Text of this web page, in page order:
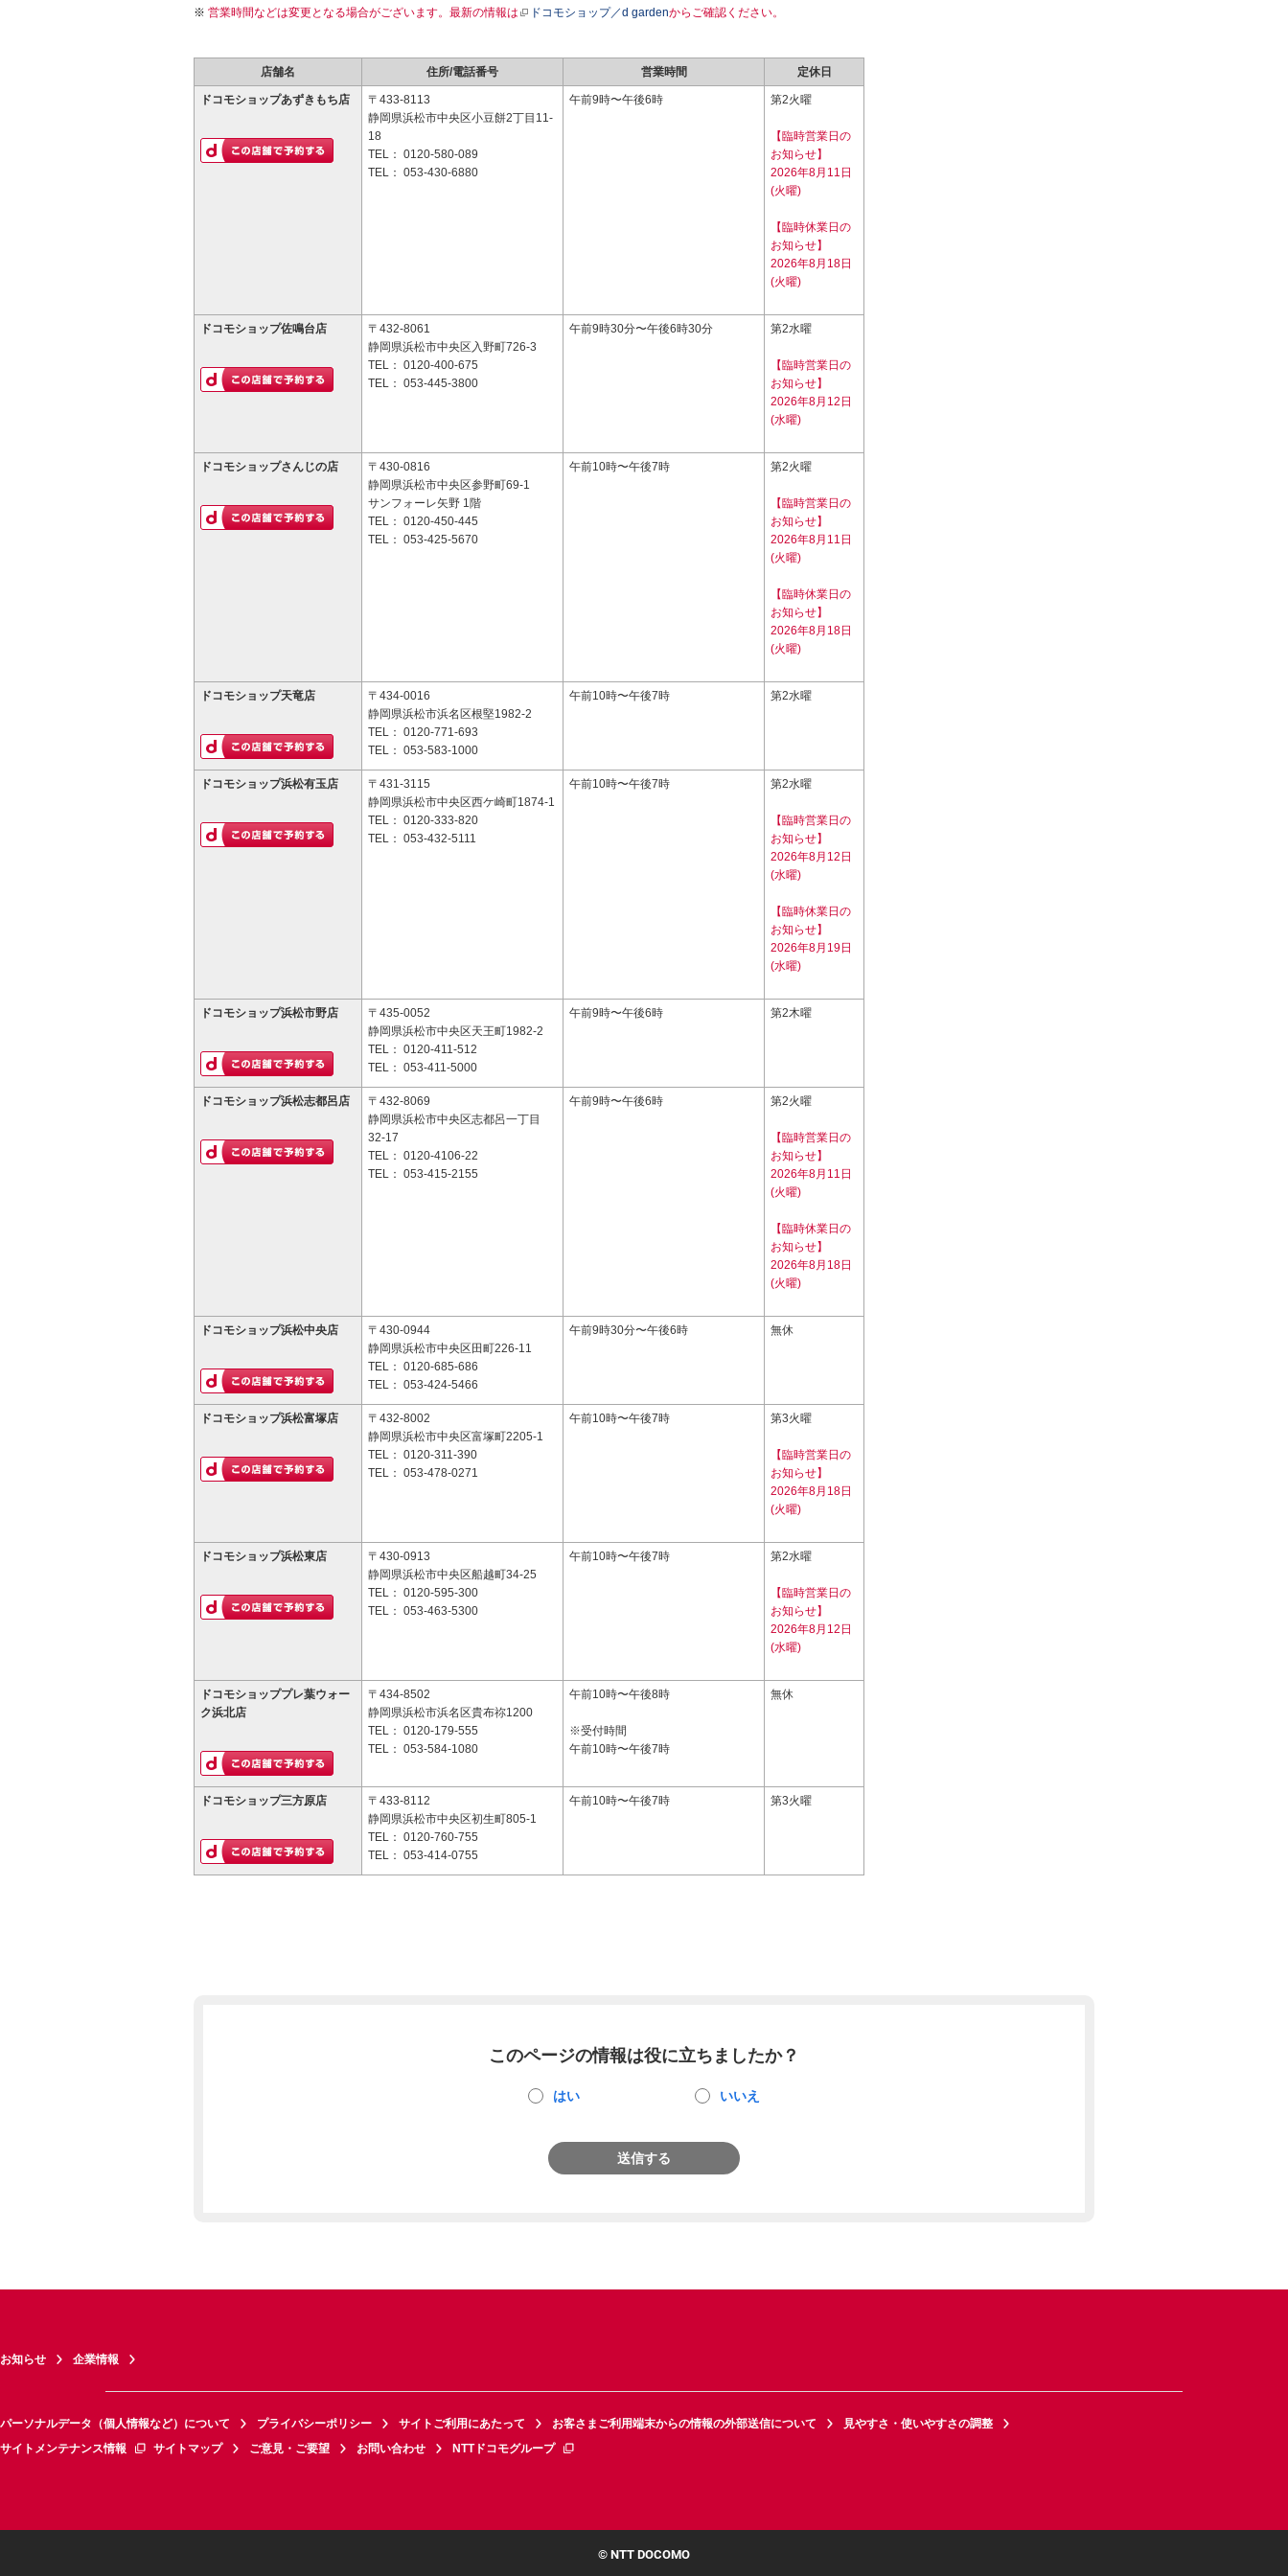
営業時間などは変更となる場合がございます。最新の情報は ドコモショップ／d gardenからご確認ください。
店舗名 住所/電話番号 営業時間 定休日
ドコモショップあずきもち店
〒433-8113
静岡県浜松市中央区小豆餅2丁目11-
18
TEL： 0120-580-089
TEL： 053-430-6880
午前9時〜午後6時 第2火曜
【臨時営業日の
お知らせ】
2026年8月11日
(火曜)
【臨時休業日の
お知らせ】
2026年8月18日
(火曜)
ドコモショップ佐鳴台店
〒432-8061
静岡県浜松市中央区入野町726-3
TEL： 0120-400-675
TEL： 053-445-3800
午前9時30分〜午後6時30分 第2水曜
【臨時営業日の
お知らせ】
2026年8月12日
(水曜)
ドコモショップさんじの店
〒430-0816
静岡県浜松市中央区参野町69-1
サンフォーレ矢野 1階
TEL： 0120-450-445
TEL： 053-425-5670
午前10時〜午後7時 第2火曜
【臨時営業日の
お知らせ】
2026年8月11日
(火曜)
【臨時休業日の
お知らせ】
2026年8月18日
(火曜)
ドコモショップ天竜店
〒434-0016
静岡県浜松市浜名区根堅1982-2
TEL： 0120-771-693
TEL： 053-583-1000
午前10時〜午後7時 第2水曜
ドコモショップ浜松有玉店
〒431-3115
静岡県浜松市中央区西ケ崎町1874-1
TEL： 0120-333-820
TEL： 053-432-5111
午前10時〜午後7時 第2水曜
【臨時営業日の
お知らせ】
2026年8月12日
(水曜)
【臨時休業日の
お知らせ】
2026年8月19日
(水曜)
ドコモショップ浜松市野店
〒435-0052
静岡県浜松市中央区天王町1982-2
TEL： 0120-411-512
TEL： 053-411-5000
午前9時〜午後6時 第2木曜
ドコモショップ浜松志都呂店
〒432-8069
静岡県浜松市中央区志都呂一丁目
32-17
TEL： 0120-4106-22
TEL： 053-415-2155
午前9時〜午後6時 第2火曜
【臨時営業日の
お知らせ】
2026年8月11日
(火曜)
【臨時休業日の
お知らせ】
2026年8月18日
(火曜)
ドコモショップ浜松中央店
〒430-0944
静岡県浜松市中央区田町226-11
TEL： 0120-685-686
TEL： 053-424-5466
午前9時30分〜午後6時 無休
ドコモショップ浜松富塚店
〒432-8002
静岡県浜松市中央区富塚町2205-1
TEL： 0120-311-390
TEL： 053-478-0271
午前10時〜午後7時 第3火曜
【臨時営業日の
お知らせ】
2026年8月18日
(火曜)
ドコモショップ浜松東店
〒430-0913
静岡県浜松市中央区船越町34-25
TEL： 0120-595-300
TEL： 053-463-5300
午前10時〜午後7時 第2水曜
【臨時営業日の
お知らせ】
2026年8月12日
(水曜)
ドコモショッププレ葉ウォー
ク浜北店
〒434-8502
静岡県浜松市浜名区貴布祢1200
TEL： 0120-179-555
TEL： 053-584-1080
午前10時〜午後8時
※受付時間
午前10時〜午後7時
無休
ドコモショップ三方原店
〒433-8112
静岡県浜松市中央区初生町805-1
TEL： 0120-760-755
TEL： 053-414-0755
午前10時〜午後7時 第3火曜
このページの情報は役に立ちましたか？
はい いいえ
送信する
お知らせ 企業情報
パーソナルデータ（個人情報など）について プライバシーポリシー サイトご利用にあたって お客さまご利用端末からの情報の外部送信について
見やすさ・使いやすさの調整
サイトメンテナンス情報
サイトマップ ご意見・ご要望 お問い合わせ NTTドコモグループ
© NTT DOCOMO